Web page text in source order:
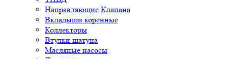
Направляющие Клапана
Вкладыши коренные
Коллекторы
Втулки шатуна
Масляные насосы